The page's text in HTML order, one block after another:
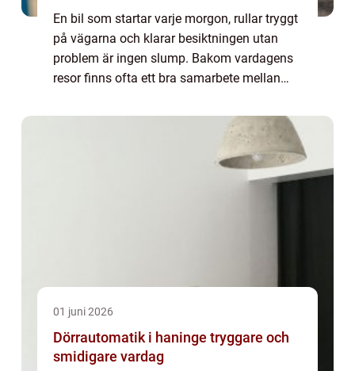
En bil som startar varje morgon, rullar tryggt
på vägarna och klarar besiktningen utan
problem är ingen slump. Bakom vardagens
resor finns ofta ett bra samarbete mellan
Skara blir valet av bilverkstad extra...
01 juni 2026
Dörrautomatik i haninge tryggare och
smidigare vardag